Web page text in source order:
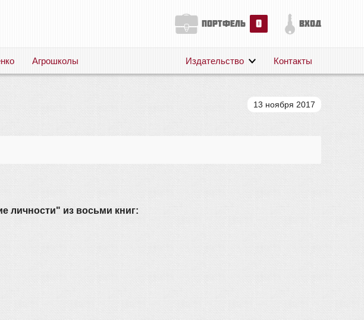
портфель 0 вход
Агрошколы
Публикации
Издательство Контакты
13 ноября 2017
личности" из восьми книг: